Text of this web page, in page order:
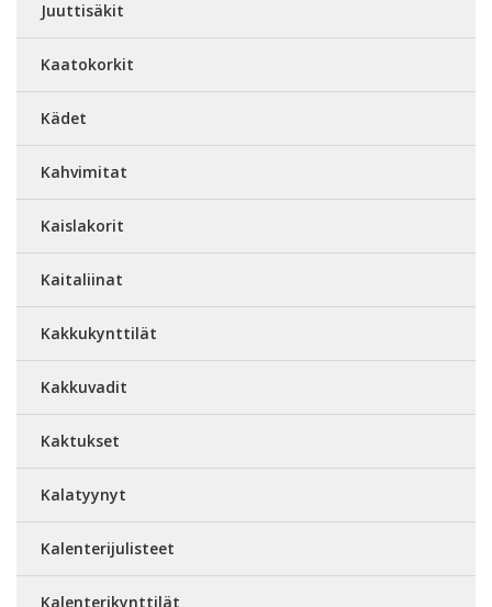
Juuttisäkit
Kaatokorkit
Kädet
Kahvimitat
Kaislakorit
Kaitaliinat
Kakkukynttilät
Kakkuvadit
Kaktukset
Kalatyynyt
Kalenterijulisteet
Kalenterikynttilät